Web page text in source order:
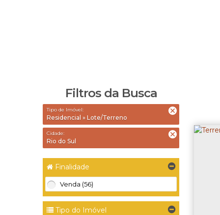
Filtros da Busca
Tipo de Imóvel:
Residencial » Lote/Terreno
Cidade:
Rio do Sul
Finalidade
Venda (56)
Tipo do Imóvel